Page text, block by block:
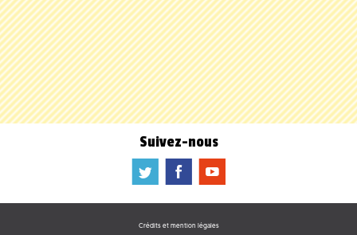
Suivez-nous
a b f
Crédits et mention légales